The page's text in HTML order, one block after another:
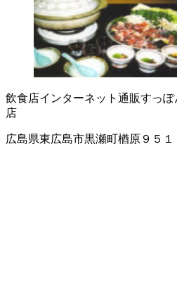
飲食店インターネット通販すっぽ
店
広島県東広島市黒瀬町楢原９５１